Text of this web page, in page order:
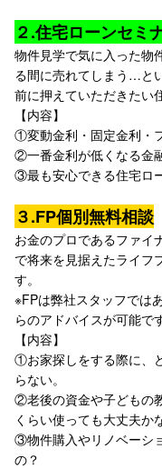
２.住宅ローンセミ
物件見学で気に入った物
る間に売れてしまう…と
前に押えていただきたい
【内容】
①変動金利・固定金利・
②一番金利が低くなる金
③最も安心できる住宅ロ
３.FP個別無料相談
お金のプロであるファイ
で将来を見据えたライフ
す。
※FPは弊社スタッフでは
らのアドバイスが可能です
【内容】
①お家探しをする際に、
らない。
②老後の資金や子どもの
くらい使っても大丈夫かな
③物件購入やリノベーシ
の？